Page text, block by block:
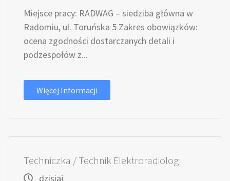
Miejsce pracy: RADWAG – siedziba główna w
Radomiu, ul. Toruńska 5 Zakres obowiązków:
ocena zgodności dostarczanych detali i
podzespołów z...
Więcej Informacji
Techniczka / Technik Elektroradiolog
dzisiaj